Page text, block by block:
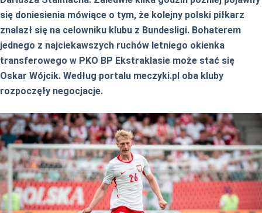
się doniesienia mówiące o tym, że kolejny polski piłkarz
znalazł się na celowniku klubu z Bundesligi. Bohaterem
jednego z najciekawszych ruchów letniego okienka
transferowego w PKO BP Ekstraklasie może stać się
Oskar Wójcik. Według portalu meczyki.pl oba kluby
rozpoczęły negocjacje.